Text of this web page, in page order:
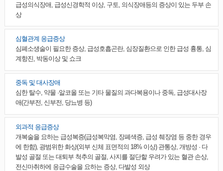
급성의식장애, 급성신경학적 이상, 구토, 의식장애등의 증상이 있는 두부 손
상
심혈관계 응급증상
심폐소생술이 필요한 증상, 급성호흡곤란, 심장질환으로 인한 급성 흉통, 심
계항진, 박동이상 및 쇼크
중독 및 대사장애
심한 탈수, 약물 ·알코올 또는 기타 물질의 과다복용이나 중독, 급성대사장
애(간부전, 신부전, 당뇨병 등)
외과적 응급증상
개복술을 요하는 급성복증(급성복막염, 장폐색증, 급성 췌장염 등 중한 경우
에 한함), 광범위한 화상(외부 신체 표면적의 18% 이상) 관통상, 개방성 · 다
발성 골절 또는 대퇴부 척추의 골절, 사지를 절단할 우려가 있는 혈관 손상,
전신마취하에 응급수술을 요하는 증상, 다발성 외상